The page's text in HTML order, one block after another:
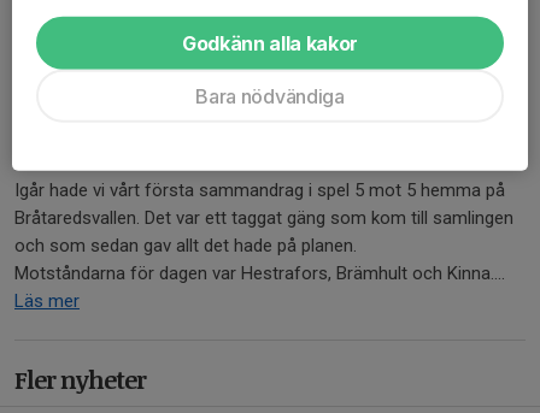
Igår hade vi vårt första sammandrag i spel 5 mot 5 hemma på
Bråtaredsvallen. Det var ett taggat gäng som kom till samlingen
och som sedan gav allt det hade på planen.
Motståndarna för dagen var Hestrafors, Brämhult och Kinna....
Läs mer
Fler nyheter
Godkänn alla kakor
Bara nödvändiga